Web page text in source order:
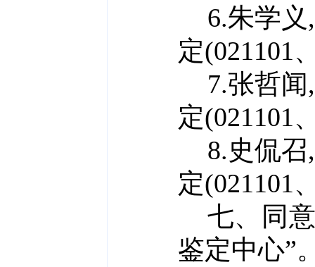
6.朱学义
定(021101
7.张哲闻
定(021101
8.史侃召
定(021101
七、同
鉴定中心”